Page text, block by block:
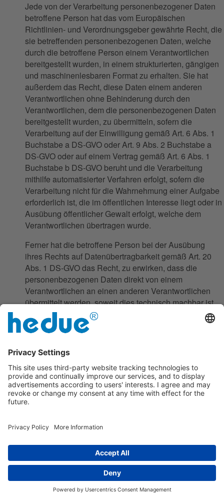
Jede von der Verarbeitung personenbezogener Daten
betroffene Person hat das vom Europäischen
Richtlinien- und Verordnungsgeber gewährte Recht, die
sie betreffenden personenbezogenen Daten, welche
durch die betroffene Person einem Verantwortlichen
bereitgestellt wurden, in einem strukturierten, gängigen
und maschinenlesbaren Format zu erhalten. Sie hat
außerdem das Recht, diese Daten einem anderen
Verantwortlichen ohne Behinderung durch den
Verantwortlichen, dem die personenbezogenen Daten
bereitgestellt wurden, zu übermitteln, sofern die
Verarbeitung auf der Einwilligung gemäß Art. 6 Abs. 1
Buchstabe a DS-GVO oder Art. 9 Abs. 2 Buchstabe a
DS-GVO oder auf einem Vertrag gemäß Art. 6 Abs. 1
Buchstabe b DS-GVO beruht und die Verarbeitung
mithilfe automatisierter Verfahren erfolgt, sofern die
Verarbeitung nicht für die Wahrnehmung einer Aufgabe
erforderlich ist, die im öffentlichen Interesse liegt oder in
Ausübung öffentlicher Gewalt erfolgt, welche dem
Verantwortlichen übertragen wurde.
Ferner hat die betroffene Person bei der Ausübung
ihres Rechts auf Datenübertragbarkeit gemäß Art. 20
Abs. 1 DS-GVO das Recht, zu erwirken, dass die
personenbezogenen Daten direkt von einem
Verantwortlichen an einen anderen Verantwortlichen
übermittelt werden, soweit dies technisch machbar ist
und sofern hiervon nicht die Rechte und Freiheiten
anderer Personen beeinträchtigt werden.
Datenübertragbarkeit kann sich die betroffene Person
jederzeit an einen Mitarbeiter der hedue GmbH wenden.
g) Recht auf Widerspruch
betroffene Person hat das vom Europäischen
Gründen, die sich aus ihrer besonderen Situation
ergeben, jederzeit gegen die Verarbeitung sie
betreffender personenbezogener Daten, die aufgrund
von Art. 6 Abs. 1 Buchstaben e oder f DS-GVO erfolgt,
Widerspruch einzulegen. Dies gilt auch für ein auf diese